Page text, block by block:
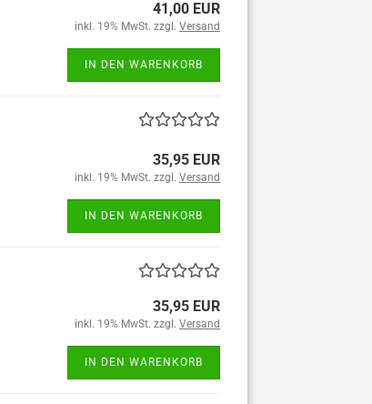
41,00 EUR
inkl. 19% MwSt. zzgl. Versand
IN DEN WARENKORB
35,95 EUR
inkl. 19% MwSt. zzgl. Versand
IN DEN WARENKORB
35,95 EUR
inkl. 19% MwSt. zzgl. Versand
IN DEN WARENKORB